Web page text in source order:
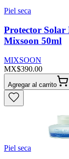
Piel seca
Protector Solar
Mixsoon 50ml
MIXSOON
MX$390.00
Agregar al carrito
Piel seca